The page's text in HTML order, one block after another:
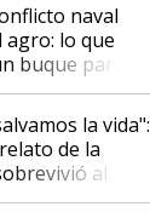
naval
agro: lo que
buque parado
que Argentina
sucio"
la vida":
de la
al